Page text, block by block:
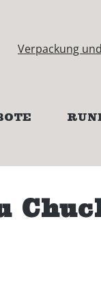
Verpackung